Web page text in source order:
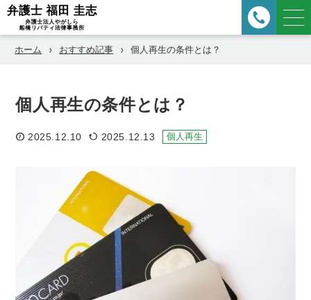
ホーム おすすめ記事 個人再生の条件とは？
個人再生の条件とは？
2025.12.10 2025.12.13 個人再生